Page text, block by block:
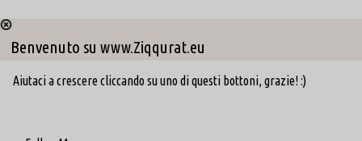
Benvenuto su www.Ziqqurat.eu
Aiutaci a crescere cliccando su uno di questi bottoni, grazie! :)